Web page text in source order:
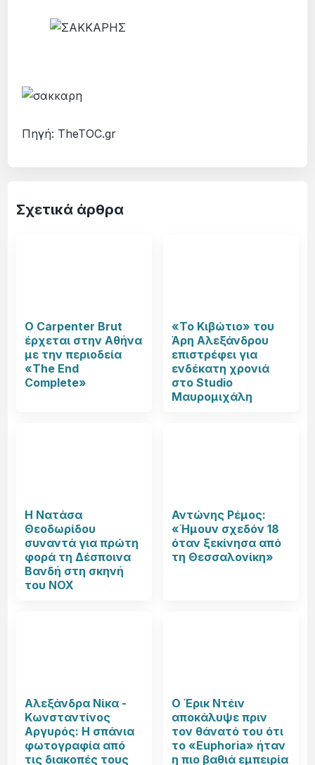
Πηγή: TheTOC.gr
Σχετικά άρθρα
Ο Carpenter Brut
έρχεται στην Αθήνα
με την περιοδεία
«The End
Complete»
«Το Κιβώτιο» του
Άρη Αλεξάνδρου
επιστρέφει για
ενδέκατη χρονιά
στο Studio
Μαυρομιχάλη
Η Νατάσα
Θεοδωρίδου
συναντά για πρώτη
φορά τη Δέσποινα
Βανδή στη σκηνή
του NOX
Αντώνης Ρέμος:
«Ήμουν σχεδόν 18
όταν ξεκίνησα από
τη Θεσσαλονίκη»
Αλεξάνδρα Νίκα -
Κωνσταντίνος
Αργυρός: Η σπάνια
φωτογραφία από
τις διακοπές τους
Ο Έρικ Ντέιν
αποκάλυψε πριν
τον θάνατό του ότι
το «Euphoria» ήταν
η πιο βαθιά εμπειρία